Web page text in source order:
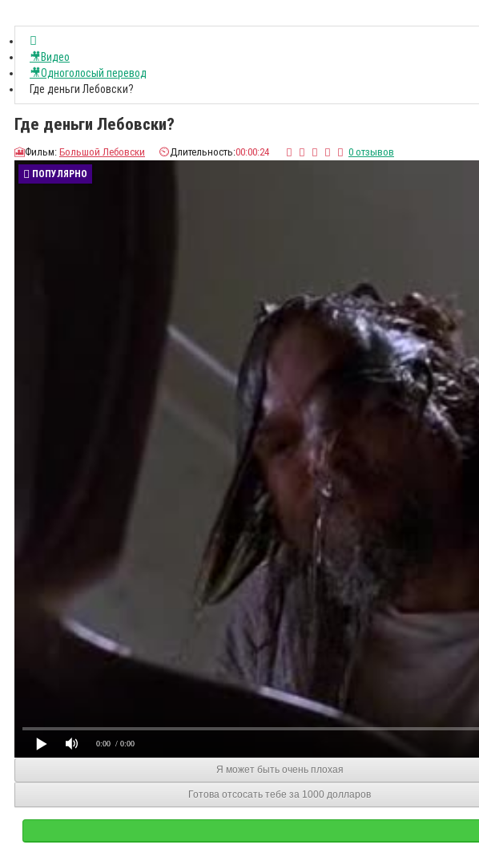
Показать все Цитаты с видео
🎥Видео
🎥Одноголосый перевод
Где деньги Лебовски?
Где деньги Лебовски?
🎦Фильм: Большой Лебовски ⏲️Длительность:00:00:24 0 отзывов
ПОПУЛЯРНО
0:00 / 0:00
Я может быть очень плохая
Готова отсосать тебе за 1000 долларов